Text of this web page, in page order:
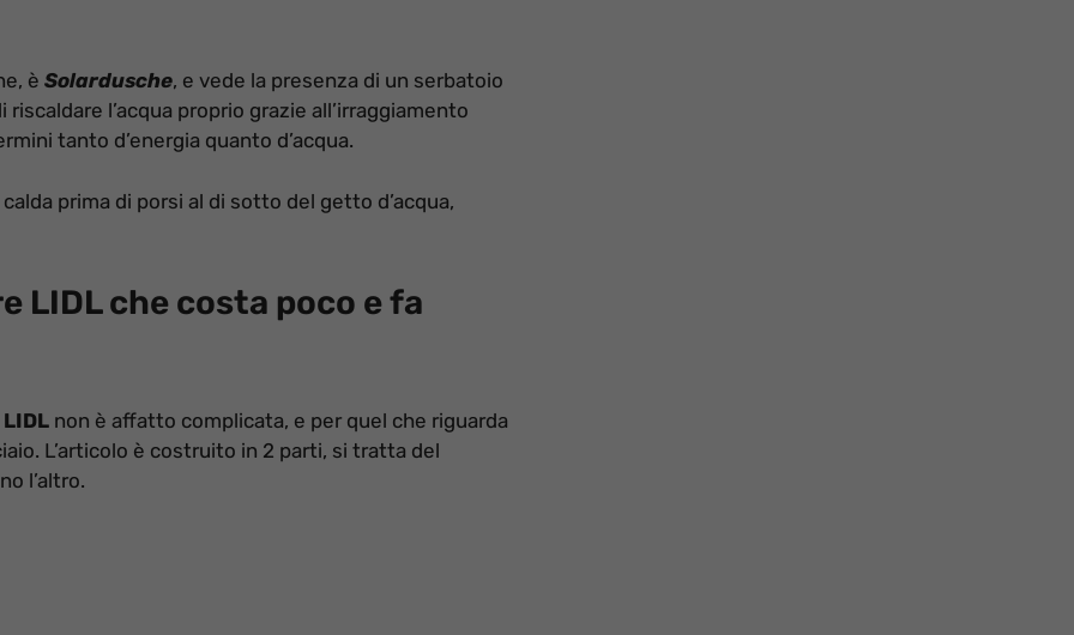
è Solardusche, e vede la presenza di un serbatoio
l’acqua proprio grazie all’irraggiamento
tanto d’energia quanto d’acqua.
prima di porsi al di sotto del getto d’acqua,
LIDL che costa poco e fa
non è affatto complicata, e per quel che riguarda
L’articolo è costruito in 2 parti, si tratta del
l’altro.